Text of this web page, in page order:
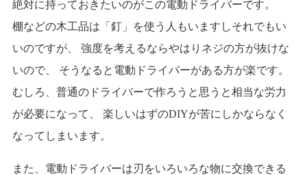
絶対に持っておきたいのがこの電動ドライバーです。
棚などの木工品は「釘」を使う人もいますしそれでもい
いのですが、 強度を考えるならやはりネジの方が抜けな
いので、 そうなると電動ドライバーがある方が楽です。
むしろ、普通のドライバーで作ろうと思うと相当な労力
が必要になって、 楽しいはずのDIYが苦にしかならなく
なってしまいます。
また、電動ドライバーは刃をいろいろな物に交換できる